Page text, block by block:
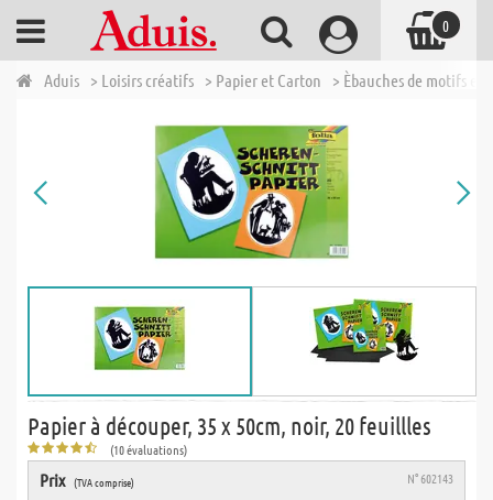
Aduis > Loisirs créatifs > Papier et Carton > Èbauches de motifs et
Papier à découper, 35 x 50cm, noir, 20 feuillles
(10 évaluations)
Prix (TVA comprise) N° 602143
0